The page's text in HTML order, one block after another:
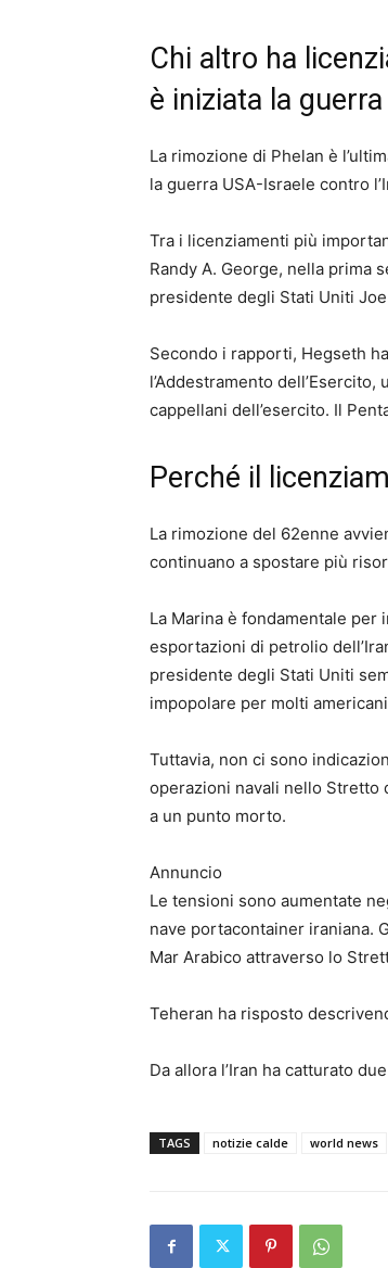
Chi altro ha
è iniziata la guerra
La rimozione di Phelan è
la guerra USA-Israele contro
Tra i licenziamenti più
Randy A. George, nella prima
presidente degli Stati Uniti
Secondo i rapporti, Hegseth
l’Addestramento
cappellani dell’esercito. Il
Perché il
La rimozione del 62enne
continuano a spostare più
La Marina è fondamentale
esportazioni di petrolio
presidente degli Stati Uniti
impopolare per molti
Tuttavia, non ci sono
operazioni navali nello Stretto
a un punto morto.
Annuncio
Le tensioni sono aumentate
nave portacontainer iraniana.
Mar Arabico attraverso lo
Teheran ha risposto
Da allora l’Iran ha catturato
TAGS notizie calde world news